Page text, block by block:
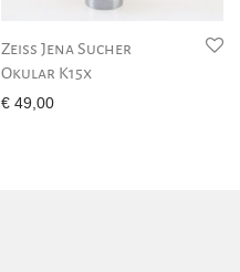
Zeiss Jena Sucher
Okular K15x
€ 49,00